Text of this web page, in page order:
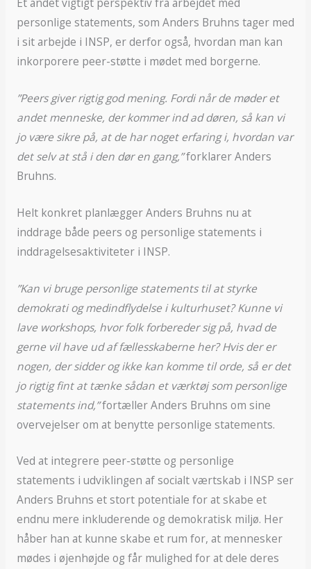
personlige statements, som Anders Bruhns tager med
i sit arbejde i INSP, er derfor også, hvordan man kan
inkorporere peer-støtte i mødet med borgerne.
”Peers giver rigtig god mening. Fordi når de møder et
andet menneske, der kommer ind ad døren, så kan vi
jo være sikre på, at de har noget erfaring i, hvordan var
det selv at stå i den dør en gang,”forklarer Anders
Bruhns.
Helt konkret planlægger Anders Bruhns nu at
inddrage både peers og personlige statements i
inddragelsesaktiviteter i INSP.
”Kan vi bruge personlige statements til at styrke
demokrati og medindflydelse i kulturhuset? Kunne vi
lave workshops, hvor folk forbereder sig på, hvad de
gerne vil have ud af fællesskaberne her? Hvis der er
nogen, der sidder og ikke kan komme til orde, så er det
jo rigtig fint at tænke sådan et værktøj som personlige
statements ind,”fortæller Anders Bruhns om sine
overvejelser om at benytte personlige statements.
Ved at integrere peer-støtte og personlige
statements i udviklingen af socialt værtskab i INSP ser
Anders Bruhns et stort potentiale for at skabe et
endnu mere inkluderende og demokratisk miljø. Her
håber han at kunne skabe et rum for, at mennesker
mødes i øjenhøjde og får mulighed for at dele deres